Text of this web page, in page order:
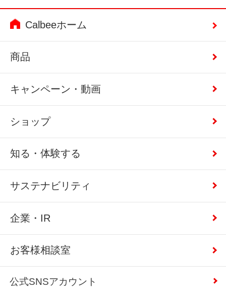
Calbeeホーム
商品
キャンペーン・動画
ショップ
知る・体験する
サステナビリティ
企業・IR
お客様相談室
公式SNSアカウント